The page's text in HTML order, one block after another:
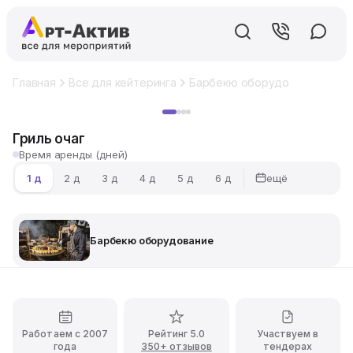
Главная Все для кейтеринга Барбекю оборудование
Гриль очаг
Время аренды (дней)
1 д
2 д 3 д 4 д 5 д 6 д ещё
Барбекю оборудование
Работаем с 2007
года
Рейтинг 5.0
350+ отзывов
Участвуем в
тендерах